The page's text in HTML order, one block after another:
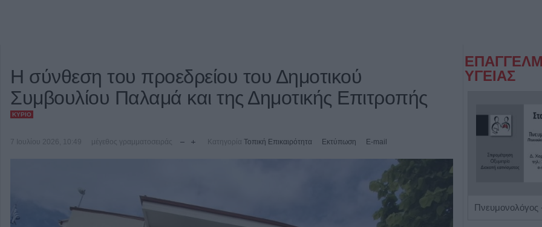
Η σύνθεση του προεδρείου του Δημοτικού
Συμβουλίου Παλαμά και της Δημοτικής Επιτροπής
ΚΎΡΙΟ
7 Ιουλίου 2026, 10:49 μέγεθος γραμματοσειράς Κατηγορία Τοπική Επικαιρότητα Εκτύπωση E-mail
ΥΓΕΙΑΣ
Ειδικός Παθολόγος - Διαβητολόγος 'Κωνσταντίνος Απ. Κουτσιανάς"